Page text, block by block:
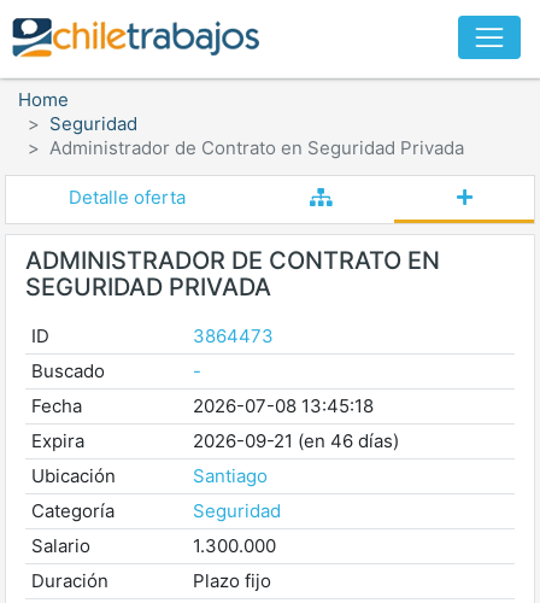
Home
Seguridad
Administrador de Contrato en Seguridad Privada
Detalle oferta
ADMINISTRADOR DE CONTRATO EN
SEGURIDAD PRIVADA
ID
3864473
Buscado
-
Fecha
2026-07-08 13:45:18
Expira
2026-09-21 (en 46 días)
Ubicación
Santiago
Categoría
Seguridad
Salario
1.300.000
Duración
Plazo fijo